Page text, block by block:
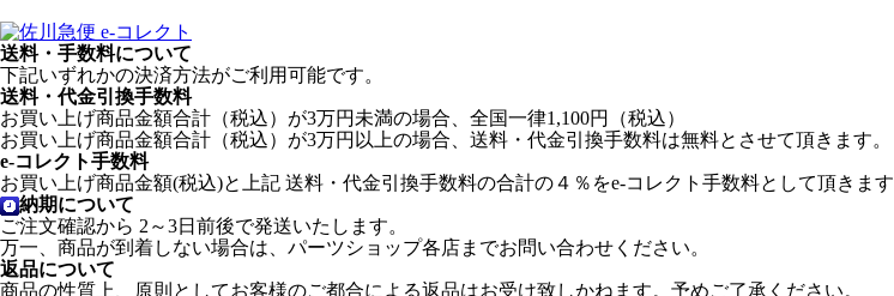
送料・手数料について
下記いずれかの決済方法がご利用可能です。
送料・代金引換手数料
お買い上げ商品金額合計（税込）が3万円未満の場合、全国一律1,100円（税込）
お買い上げ商品金額合計（税込）が3万円以上の場合、送料・代金引換手数料は無料とさせて頂きます。
e-コレクト手数料
お買い上げ商品金額(税込)と上記 送料・代金引換手数料の合計の４％をe-コレクト手数料として頂きま
納期について
ご注文確認から 2～3日前後で発送いたします。
万一、商品が到着しない場合は、パーツショップ各店までお問い合わせください。
返品について
商品の性質上、原則としてお客様のご都合による返品はお受け致しかねます。予めご了承ください。